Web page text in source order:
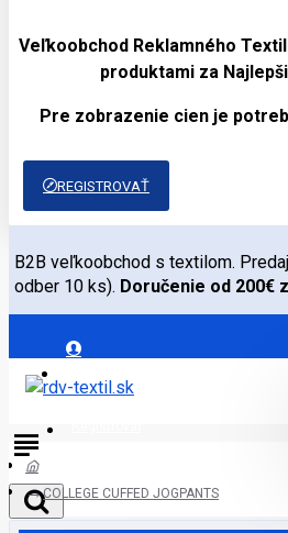
Veľkoobchod Reklamného
produktami za
Pre zobrazenie cien je
REGISTROVAŤ
B2B veľkoobchod s textilom.
odber 10 ks). Doručenie od 200€
COLLEGE CUFFED JOGPANTS